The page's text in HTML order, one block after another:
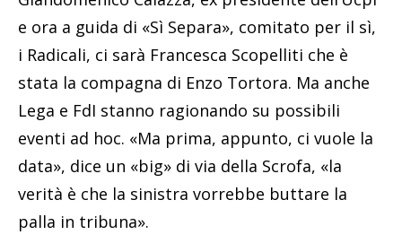
e ora a guida di «Sì Separa», comitato per il sì,
i Radicali, ci sarà Francesca Scopelliti che è
stata la compagna di Enzo Tortora. Ma anche
Lega e FdI stanno ragionando su possibili
eventi ad hoc. «Ma prima, appunto, ci vuole la
data», dice un «big» di via della Scrofa, «la
verità è che la sinistra vorrebbe buttare la
palla in tribuna».